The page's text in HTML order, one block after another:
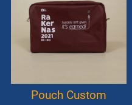
Pouch Custom